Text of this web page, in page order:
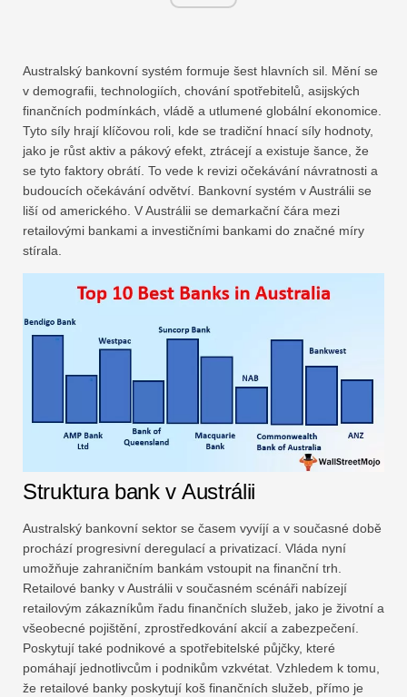
Australský bankovní systém formuje šest hlavních sil. Mění se
v demografii, technologiích, chování spotřebitelů, asijských
finančních podmínkách, vládě a utlumené globální ekonomice.
Tyto síly hrají klíčovou roli, kde se tradiční hnací síly hodnoty,
jako je růst aktiv a pákový efekt, ztrácejí a existuje šance, že
se tyto faktory obrátí. To vede k revizi očekávání návratnosti a
budoucích očekávání odvětví. Bankovní systém v Austrálii se
liší od amerického. V Austrálii se demarkační čára mezi
retailovými bankami a investičními bankami do značné míry
stírala.
Struktura bank v Austrálii
Australský bankovní sektor se časem vyvíjí a v současné době
prochází progresivní deregulací a privatizací. Vláda nyní
umožňuje zahraničním bankám vstoupit na finanční trh.
Retailové banky v Austrálii v současném scénáři nabízejí
retailovým zákazníkům řadu finančních služeb, jako je životní a
všeobecné pojištění, zprostředkování akcií a zabezpečení.
Poskytují také podnikové a spotřebitelské půjčky, které
pomáhají jednotlivcům i podnikům vzkvétat. Vzhledem k tomu,
že retailové banky poskytují koš finančních služeb, přímo je